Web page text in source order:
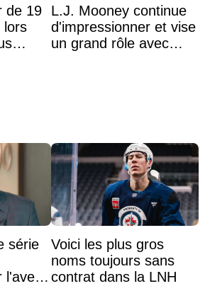
de 19
lors
L.J. Mooney continue
d'impressionner et vise
un grand rôle avec
série
l'avenir
Voici les plus gros
noms toujours sans
contrat dans la LNH